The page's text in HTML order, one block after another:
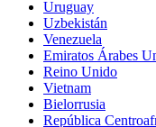
Uruguay
Uzbekistán
Venezuela
Emiratos Árabes
Reino Unido
Vietnam
Bielorrusia
República